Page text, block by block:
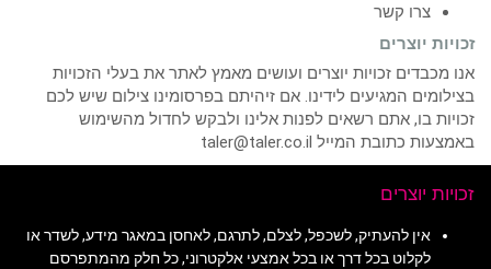
צרו קשר
זכויות יוצרים
אנו מכבדים זכויות יוצרים ועושים מאמץ לאתר את בעלי הזכויות
בצילומים המגיעים לידינו. אם זיהיתם בפרסומינו צילום שיש לכם
זכויות בו, אתם רשאים לפנות אלינו ולבקש לחדול מהשימוש
באמצעות כתובת המייל taler@taler.co.il
זכויות יוצרים
אין להעתיק, לשכפל, לצלם, לתרגם, לאחסן במאגר מידע, לשדר או
לקלוט בכל דרך או בכל אמצעי אלקטרוני, כל חלק מהמתפרסם